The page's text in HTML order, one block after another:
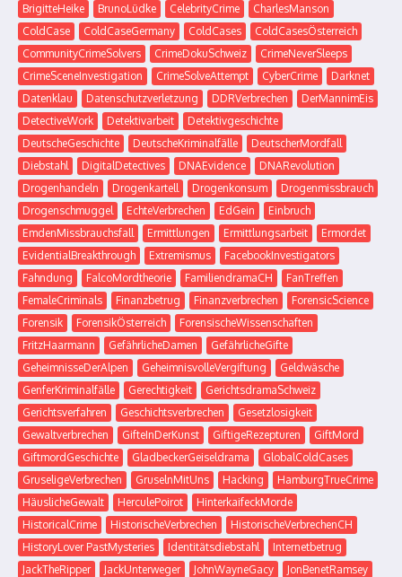
BrigitteHeike BrunoLüdke CelebrityCrime
CharlesManson
ColdCase
ColdCaseGermany ColdCases
ColdCasesÖsterreich
CommunityCrimeSolvers
CrimeDokuSchweiz
CrimeNeverSleeps
CrimeSceneInvestigation
CrimeSolveAttempt CyberCrime
Darknet
Datenklau
Datenschutzverletzung DDRVerbrechen
DerMannimEis
DetectiveWork
Detektivarbeit
Detektivgeschichte
DeutscheGeschichte
DeutscheKriminalfälle
DeutscherMordfall
Diebstahl
DigitalDetectives DNAEvidence
DNARevolution
Drogenhandeln
Drogenkartell Drogenkonsum
Drogenmissbrauch
Drogenschmuggel
EchteVerbrechen EdGein
Einbruch
EmdenMissbrauchsfall
Ermittlungen Ermittlungsarbeit
Ermordet
EvidentialBreakthrough
Extremismus
FacebookInvestigators
Fahndung
FalcoMordtheorie FamiliendramaCH
FanTreffen
FemaleCriminals
Finanzbetrug Finanzverbrechen
ForensicScience
Forensik
ForensikÖsterreich
ForensischeWissenschaften
FritzHaarmann
GefährlicheDamen
GefährlicheGifte
GeheimnisseDerAlpen
GeheimnisvolleVergiftung
Geldwäsche
GenferKriminalfälle
Gerechtigkeit
GerichtsdramaSchweiz
Gerichtsverfahren
Geschichtsverbrechen
Gesetzlosigkeit
Gewaltverbrechen
GifteInDerKunst GiftigeRezepturen
GiftMord
GiftmordGeschichte
GladbeckerGeiseldrama
GlobalColdCases
GruseligeVerbrechen
GruselnMitUns Hacking
HamburgTrueCrime
HäuslicheGewalt
HerculePoirot
HinterkaifeckMorde
HistoricalCrime
HistorischeVerbrechen
HistorischeVerbrechenCH
HistoryLover PastMysteries
Identitätsdiebstahl
Internetbetrug
JackTheRipper
JackUnterweger JohnWayneGacy
JonBenetRamsey